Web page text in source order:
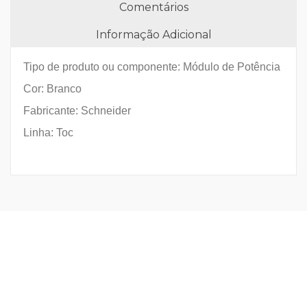
Comentários
Informação Adicional
Tipo de produto ou componente: Módulo de Potência
Cor: Branco
Fabricante: Schneider
Linha: Toc